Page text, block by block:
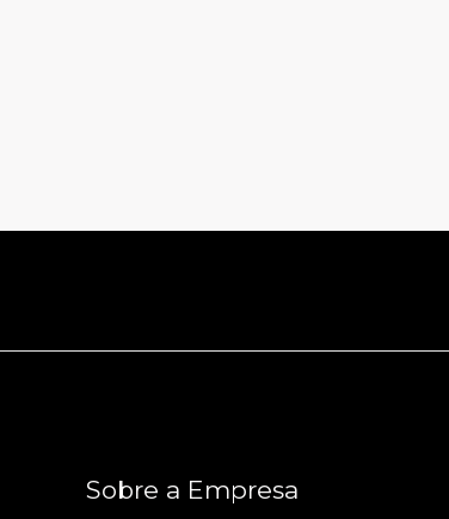
Sobre a Empresa